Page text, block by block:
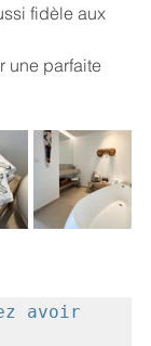
fidèle aux
une parfaite
avoir